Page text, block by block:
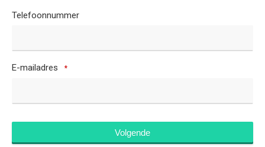
Telefoonnummer
E-mailadres *
Volgende